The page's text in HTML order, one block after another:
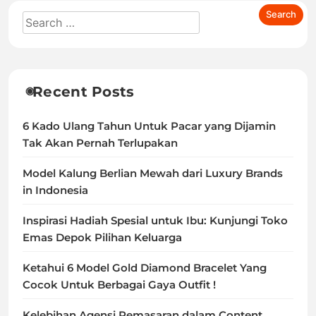
Recent Posts
6 Kado Ulang Tahun Untuk Pacar yang Dijamin
Tak Akan Pernah Terlupakan
Model Kalung Berlian Mewah dari Luxury Brands
in Indonesia
Inspirasi Hadiah Spesial untuk Ibu: Kunjungi Toko
Emas Depok Pilihan Keluarga
Ketahui 6 Model Gold Diamond Bracelet Yang
Cocok Untuk Berbagai Gaya Outfit !